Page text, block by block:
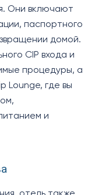
Они включают
паспортного
домой.
CIP входа и
процедуры, а
Lounge, где вы
и